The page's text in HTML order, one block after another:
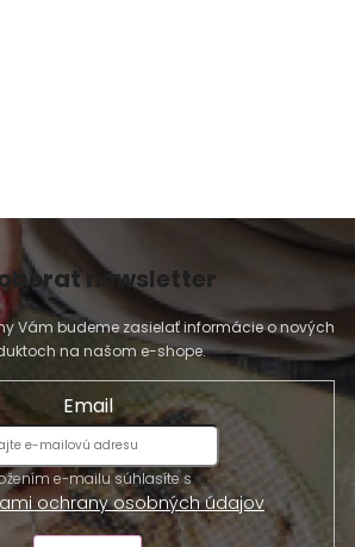
newsletter
Vám budeme zasielať informácie o nových
na našom e-shope.
Email
Vložením e-mailu súhlasíte s
ochrany osobných údajov